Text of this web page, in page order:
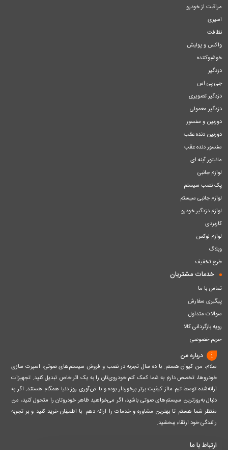
مراقبت از خودرو
اسپری
نظافت
واکس و پولیش
خوشبوکننده
دزدگیر
جی پی اس
دزدگیر تصویری
دزدگیر معمولی
دوربین و سنسور
دوربین دنده عقب
سنسور دنده عقب
مانیتور آینه ای
لوازم جانبی
پک نصب سیستم
لوازم جانبی سیستم
لوازم دزدگیر خودرو
کاربردی
لوازم لوکس
وبلاگ
طرح تخفیف
خدمات مشتریان
تماس با ما
پیگیری سفارش
سوالات متداول
رویه بازگردانی کالا
حریم خصوصی
درباره من
سلام، من کیوان هستم. با ده سال تجربه در نصب و فروش سیستم‌های صوتی، اسپرت سازی
خودروها، تخصص دارم به شما کمک کنم خودروی‌تان را به یک اثر خاص تبدیل کنید. تجهیزات
ارائه‌شده توسط تیم مااز کیفیت برتر برخوردار بوده و با فن‌آوری روز دنیا همگام هستند. اگر به
دنبال به‌روزترین سیستم‌های صوتی باشید، اگر می‌خواهید ظاهر خودروتان را متحول کنید، من
منتظر شما هستم تا بهترین مشاوره و خدمات را ارائه دهم. با اطمینان خرید کنید و بر تجربه
رانندگی خود ارتقاء ببخشید.
ارتباط با ما